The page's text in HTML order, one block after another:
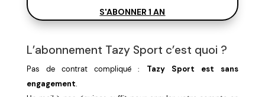
S'ABONNER 1 AN
L’abonnement Tazy Sport c’est quoi ?
Pas de contrat compliqué : Tazy Sport est sans
engagement.